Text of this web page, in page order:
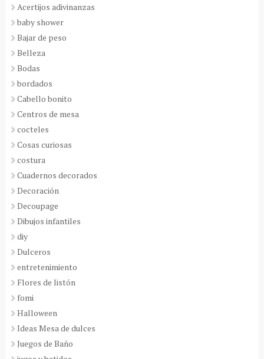
Acertijos adivinanzas
baby shower
Bajar de peso
Belleza
Bodas
bordados
Cabello bonito
Centros de mesa
cocteles
Cosas curiosas
costura
Cuadernos decorados
Decoración
Decoupage
Dibujos infantiles
diy
Dulceros
entretenimiento
Flores de listón
fomi
Halloween
Ideas Mesa de dulces
Juegos de Baño